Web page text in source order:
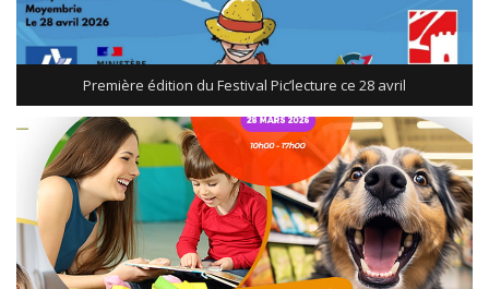
Première édition du Festival Pic’lecture ce 28 avril